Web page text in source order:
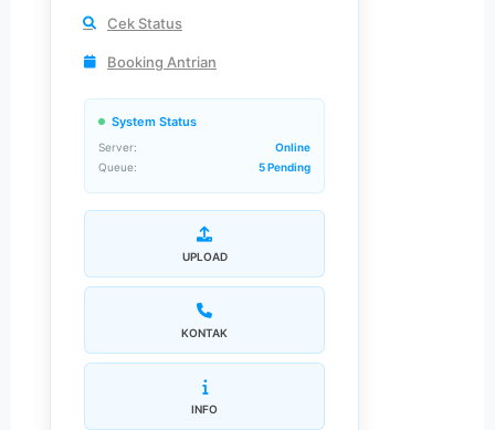
Cek Status
Booking Antrian
System Status
Server:
Online
Queue:
5 Pending
UPLOAD
KONTAK
INFO